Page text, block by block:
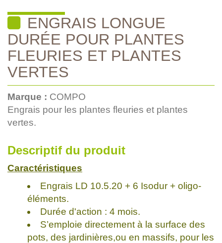
ENGRAIS LONGUE
DURÉE POUR PLANTES
FLEURIES ET PLANTES
VERTES
Marque : COMPO
Engrais pour les plantes fleuries et plantes
vertes.
Descriptif du produit
Caractéristiques
Engrais LD 10.5.20 + 6 Isodur + oligo-
éléments.
Durée d'action : 4 mois.
S’emploie directement à la surface des
pots, des jardinières,ou en massifs, pour les